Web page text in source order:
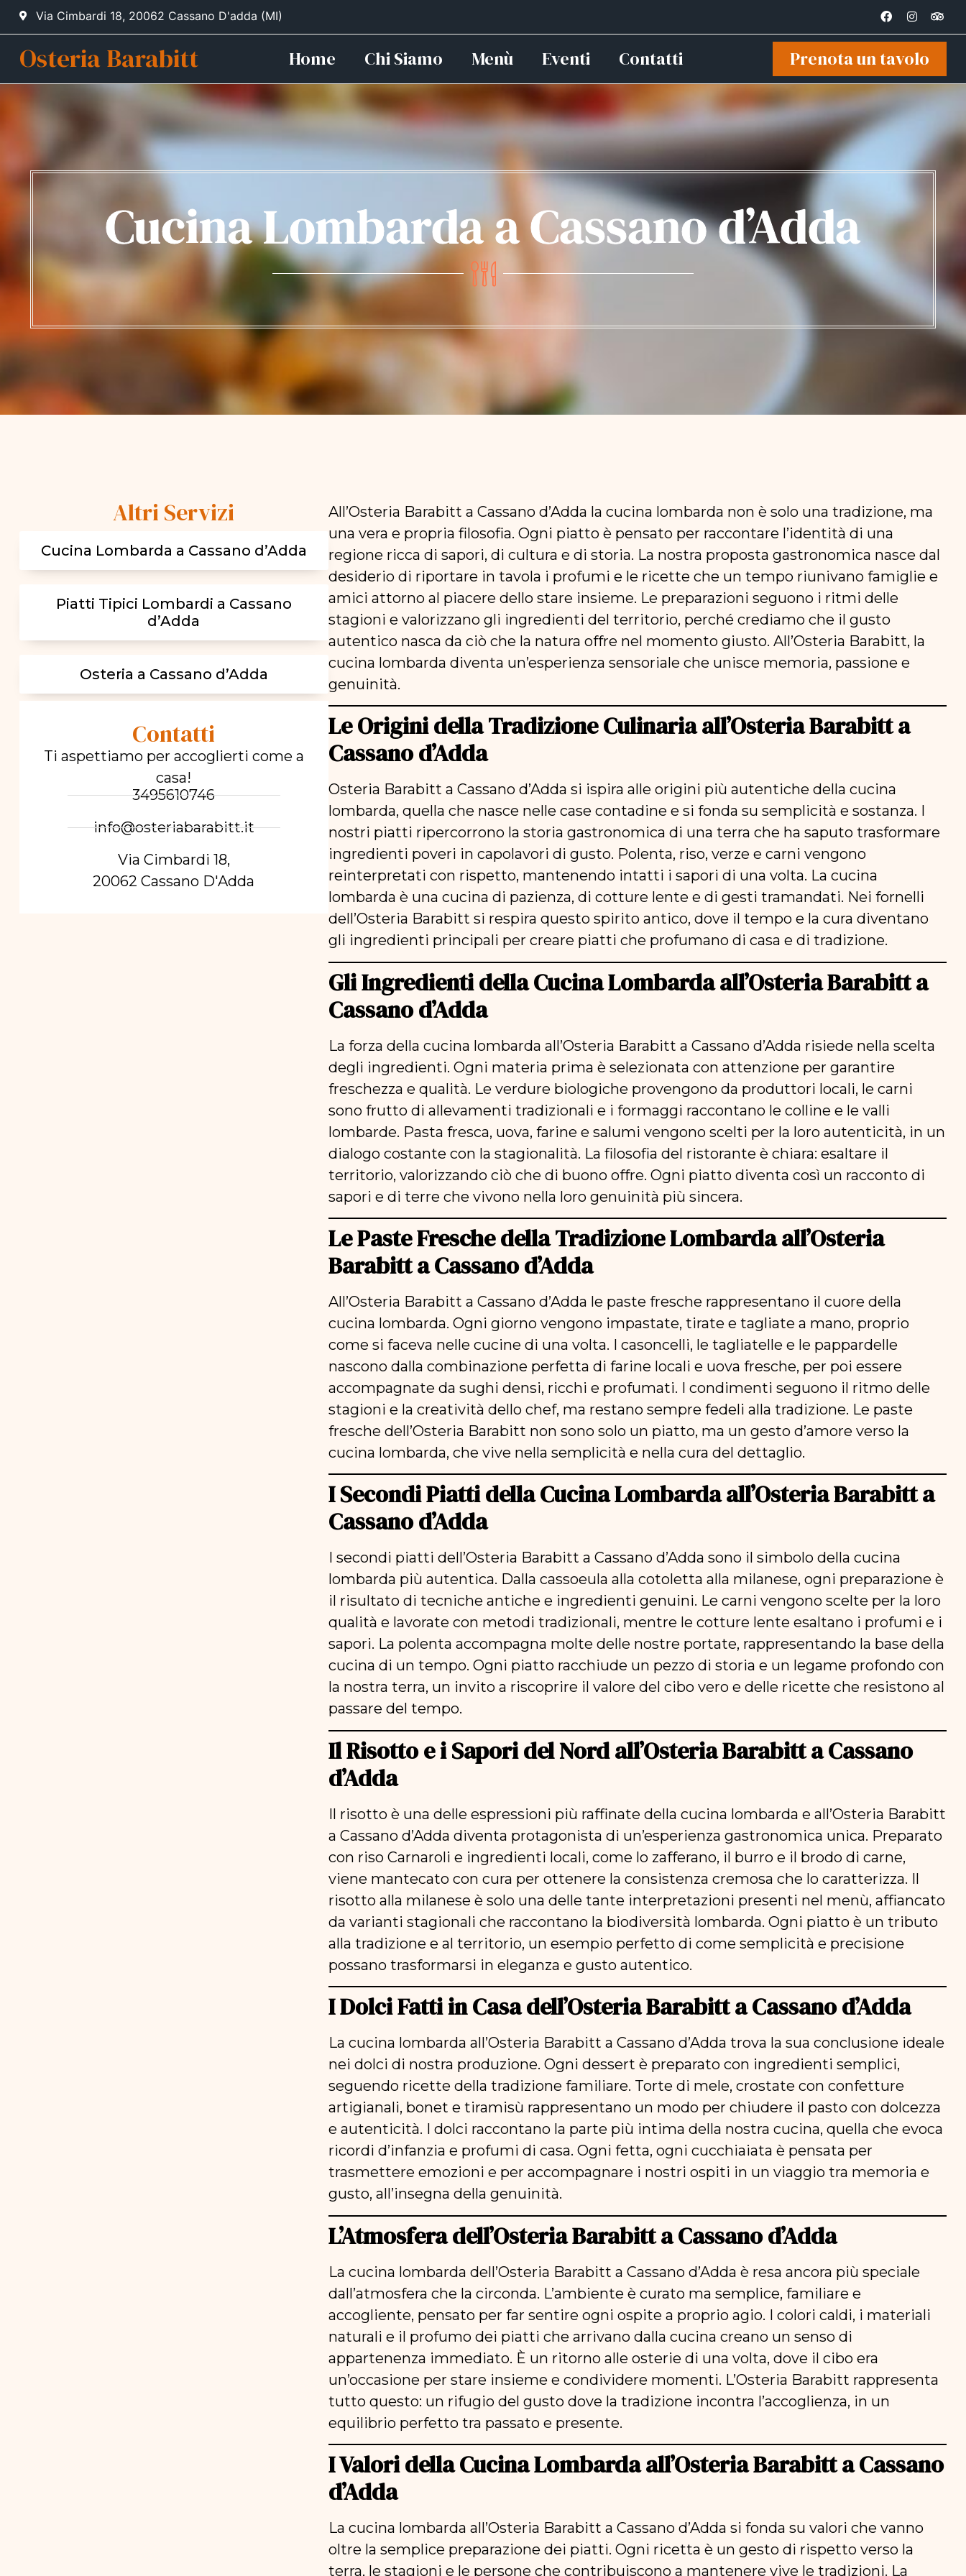
Via Cimbardi 18, 20062 Cassano D'adda (MI)
Osteria Barabitt Home Chi Siamo Menù Eventi Contatti Prenota un tavolo
Cucina Lombarda a Cassano d’Adda
Altri Servizi
Cucina Lombarda a Cassano d’Adda
Piatti Tipici Lombardi a Cassano
d’Adda
Osteria a Cassano d’Adda
Contatti
Ti aspettiamo per accoglierti come a
casa!
3495610746
info@osteriabarabitt.it
Via Cimbardi 18,
20062 Cassano D'Adda
All’Osteria Barabitt a Cassano d’Adda la cucina lombarda non è solo una tradizione, ma
una vera e propria filosofia. Ogni piatto è pensato per raccontare l’identità di una
regione ricca di sapori, di cultura e di storia. La nostra proposta gastronomica nasce dal
desiderio di riportare in tavola i profumi e le ricette che un tempo riunivano famiglie e
amici attorno al piacere dello stare insieme. Le preparazioni seguono i ritmi delle
stagioni e valorizzano gli ingredienti del territorio, perché crediamo che il gusto
autentico nasca da ciò che la natura offre nel momento giusto. All’Osteria Barabitt, la
cucina lombarda diventa un’esperienza sensoriale che unisce memoria, passione e
genuinità.
Le Origini della Tradizione Culinaria all’Osteria Barabitt a
Cassano d’Adda
Osteria Barabitt a Cassano d’Adda si ispira alle origini più autentiche della cucina
lombarda, quella che nasce nelle case contadine e si fonda su semplicità e sostanza. I
nostri piatti ripercorrono la storia gastronomica di una terra che ha saputo trasformare
ingredienti poveri in capolavori di gusto. Polenta, riso, verze e carni vengono
reinterpretati con rispetto, mantenendo intatti i sapori di una volta. La cucina
lombarda è una cucina di pazienza, di cotture lente e di gesti tramandati. Nei fornelli
dell’Osteria Barabitt si respira questo spirito antico, dove il tempo e la cura diventano
gli ingredienti principali per creare piatti che profumano di casa e di tradizione.
Gli Ingredienti della Cucina Lombarda all’Osteria Barabitt a
Cassano d’Adda
La forza della cucina lombarda all’Osteria Barabitt a Cassano d’Adda risiede nella scelta
degli ingredienti. Ogni materia prima è selezionata con attenzione per garantire
freschezza e qualità. Le verdure biologiche provengono da produttori locali, le carni
sono frutto di allevamenti tradizionali e i formaggi raccontano le colline e le valli
lombarde. Pasta fresca, uova, farine e salumi vengono scelti per la loro autenticità, in un
dialogo costante con la stagionalità. La filosofia del ristorante è chiara: esaltare il
territorio, valorizzando ciò che di buono offre. Ogni piatto diventa così un racconto di
sapori e di terre che vivono nella loro genuinità più sincera.
Le Paste Fresche della Tradizione Lombarda all’Osteria
Barabitt a Cassano d’Adda
All’Osteria Barabitt a Cassano d’Adda le paste fresche rappresentano il cuore della
cucina lombarda. Ogni giorno vengono impastate, tirate e tagliate a mano, proprio
come si faceva nelle cucine di una volta. I casoncelli, le tagliatelle e le pappardelle
nascono dalla combinazione perfetta di farine locali e uova fresche, per poi essere
accompagnate da sughi densi, ricchi e profumati. I condimenti seguono il ritmo delle
stagioni e la creatività dello chef, ma restano sempre fedeli alla tradizione. Le paste
fresche dell’Osteria Barabitt non sono solo un piatto, ma un gesto d’amore verso la
cucina lombarda, che vive nella semplicità e nella cura del dettaglio.
I Secondi Piatti della Cucina Lombarda all’Osteria Barabitt a
Cassano d’Adda
I secondi piatti dell’Osteria Barabitt a Cassano d’Adda sono il simbolo della cucina
lombarda più autentica. Dalla cassoeula alla cotoletta alla milanese, ogni preparazione è
il risultato di tecniche antiche e ingredienti genuini. Le carni vengono scelte per la loro
qualità e lavorate con metodi tradizionali, mentre le cotture lente esaltano i profumi e i
sapori. La polenta accompagna molte delle nostre portate, rappresentando la base della
cucina di un tempo. Ogni piatto racchiude un pezzo di storia e un legame profondo con
la nostra terra, un invito a riscoprire il valore del cibo vero e delle ricette che resistono al
passare del tempo.
Il Risotto e i Sapori del Nord all’Osteria Barabitt a Cassano
d’Adda
Il risotto è una delle espressioni più raffinate della cucina lombarda e all’Osteria Barabitt
a Cassano d’Adda diventa protagonista di un’esperienza gastronomica unica. Preparato
con riso Carnaroli e ingredienti locali, come lo zafferano, il burro e il brodo di carne,
viene mantecato con cura per ottenere la consistenza cremosa che lo caratterizza. Il
risotto alla milanese è solo una delle tante interpretazioni presenti nel menù, affiancato
da varianti stagionali che raccontano la biodiversità lombarda. Ogni piatto è un tributo
alla tradizione e al territorio, un esempio perfetto di come semplicità e precisione
possano trasformarsi in eleganza e gusto autentico.
I Dolci Fatti in Casa dell’Osteria Barabitt a Cassano d’Adda
La cucina lombarda all’Osteria Barabitt a Cassano d’Adda trova la sua conclusione ideale
nei dolci di nostra produzione. Ogni dessert è preparato con ingredienti semplici,
seguendo ricette della tradizione familiare. Torte di mele, crostate con confetture
artigianali, bonet e tiramisù rappresentano un modo per chiudere il pasto con dolcezza
e autenticità. I dolci raccontano la parte più intima della nostra cucina, quella che evoca
ricordi d’infanzia e profumi di casa. Ogni fetta, ogni cucchiaiata è pensata per
trasmettere emozioni e per accompagnare i nostri ospiti in un viaggio tra memoria e
gusto, all’insegna della genuinità.
L’Atmosfera dell’Osteria Barabitt a Cassano d’Adda
La cucina lombarda dell’Osteria Barabitt a Cassano d’Adda è resa ancora più speciale
dall’atmosfera che la circonda. L’ambiente è curato ma semplice, familiare e
accogliente, pensato per far sentire ogni ospite a proprio agio. I colori caldi, i materiali
naturali e il profumo dei piatti che arrivano dalla cucina creano un senso di
appartenenza immediato. È un ritorno alle osterie di una volta, dove il cibo era
un’occasione per stare insieme e condividere momenti. L’Osteria Barabitt rappresenta
tutto questo: un rifugio del gusto dove la tradizione incontra l’accoglienza, in un
equilibrio perfetto tra passato e presente.
I Valori della Cucina Lombarda all’Osteria Barabitt a Cassano
d’Adda
La cucina lombarda all’Osteria Barabitt a Cassano d’Adda si fonda su valori che vanno
oltre la semplice preparazione dei piatti. Ogni ricetta è un gesto di rispetto verso la
terra, le stagioni e le persone che contribuiscono a mantenere vive le tradizioni. La